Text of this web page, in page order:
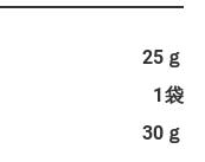
25ｇ
1袋
30ｇ